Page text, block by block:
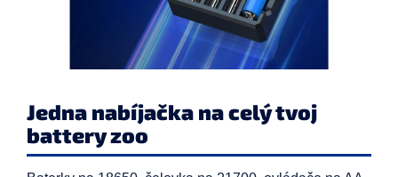
Jedna nabíjačka na celý tvoj
battery zoo